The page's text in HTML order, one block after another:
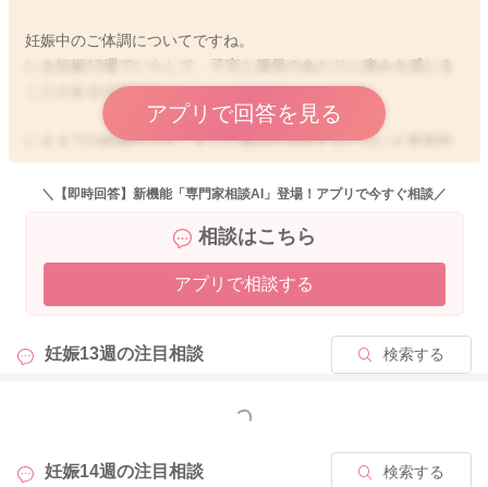
妊娠中のご体調についてですね。
いま妊娠13週でいらして、子宮と腸骨のあたりに痛みを感じる
ことがあるのですね。
いままでの経緯からも、すぐに痛みが消失するとはいえ突発的
な痛みを感じることは恐怖心にもつながっておられたのです
ね。お辛かったですね。
いまも我慢できないような痛みであれば救急の受診を、明朝ま
で様子をみることができそうであればかかりつけの産院にお電
話してご相談なさることをおすすめいたします。
で、不調があるときは妊婦健診を待たず受診の相談をしてみて
くださいね。
お痛みがあるなかご相談をお寄せくださりありがとうございま
アプリで回答を見る
＼【即時回答】新機能「専門家相談AI」登場！アプリで今すぐ相談／
相談はこちら
アプリで相談する
妊娠13週の注目相談 検索する
もっと見る
妊娠14週の注目相談 検索する